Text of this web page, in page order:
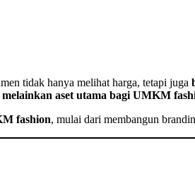
tidak hanya melihat harga, tetapi juga
aset utama bagi UMKM
fashion, mulai dari membangun